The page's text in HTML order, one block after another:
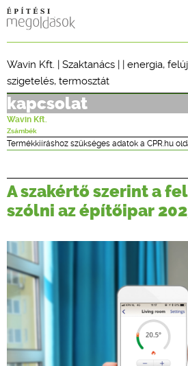
SZAKLAPOK
CPR
ÉPÍTÉSI JOG
ONLINE
TERVEZÉSI
Wavin Kft. | Szaktanács | | energia,
szigetelés, termosztát
kapcsolat
Wavin Kft.
Zsámbék
Termékkiíráshoz szükséges adatok a CPR.hu
A szakértő szerint a
szólni az építőipar